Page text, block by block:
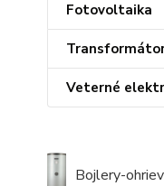
Fotovoltaika
Veterné
Bojlery-